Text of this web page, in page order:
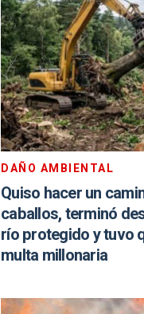
DAÑO AMBIENTAL
Quiso hacer un
caballos, terminó
río protegido y tuvo
multa millonaria